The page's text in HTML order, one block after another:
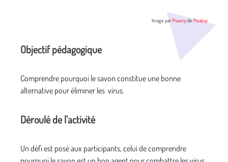
Image parPrawnydePixabay
Objectif pédagogique
Comprendre pourquoi le savon constitue une bonne
alternative pour éliminer les virus.
Déroulé de l’activité
Un défi est posé aux participants, celui de comprendre